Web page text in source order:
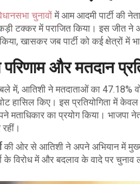
चुनाव ों में आम आदमी पार्टी की
टक्कर में पराजित किया। इस जीत ने
खासकर जब पार्टी को कई क्षेत्रों में
और मतदान
में, आतिशी ने मतदाताओं का 47.18%
हासिल किए। इस प्रतियोगिता में
मताधिकार का प्रयोग किया। भाजपा
की ओर से आतिशी ने अपने अभियान में मुख्य
के विरोध में और बदलाव के वादे पर चुनाव